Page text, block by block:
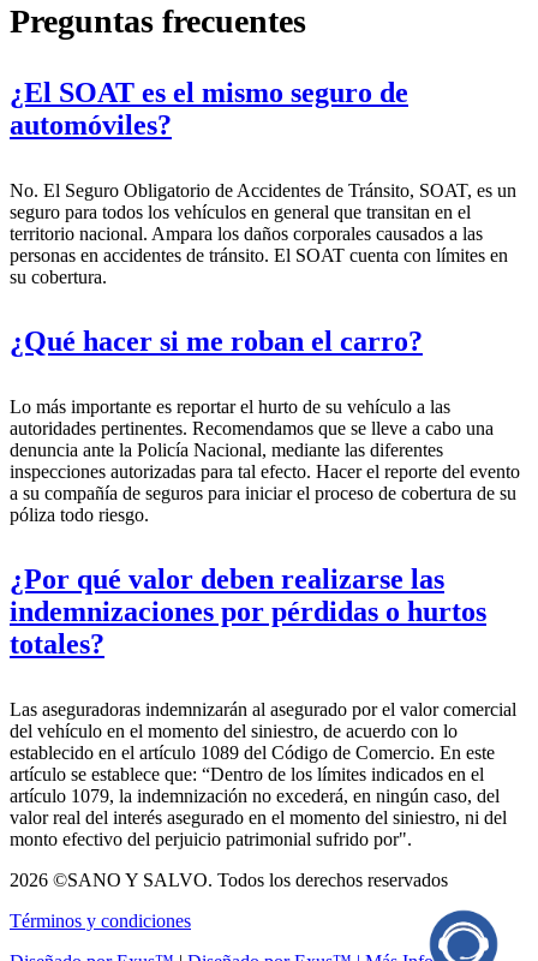
Preguntas frecuentes
¿El SOAT es el mismo seguro de
automóviles?
No. El Seguro Obligatorio de Accidentes de Tránsito, SOAT, es un
seguro para todos los vehículos en general que transitan en el
territorio nacional. Ampara los daños corporales causados a las
personas en accidentes de tránsito. El SOAT cuenta con límites en
su cobertura.
¿Qué hacer si me roban el carro?
Lo más importante es reportar el hurto de su vehículo a las
autoridades pertinentes. Recomendamos que se lleve a cabo una
denuncia ante la Policía Nacional, mediante las diferentes
inspecciones autorizadas para tal efecto. Hacer el reporte del evento
a su compañía de seguros para iniciar el proceso de cobertura de su
póliza todo riesgo.
¿Por qué valor deben realizarse las
indemnizaciones por pérdidas o hurtos
totales?
Las aseguradoras indemnizarán al asegurado por el valor comercial
del vehículo en el momento del siniestro, de acuerdo con lo
establecido en el artículo 1089 del Código de Comercio. En este
artículo se establece que: “Dentro de los límites indicados en el
artículo 1079, la indemnización no excederá, en ningún caso, del
valor real del interés asegurado en el momento del siniestro, ni del
monto efectivo del perjuicio patrimonial sufrido por".
2026 ©SANO Y SALVO. Todos los derechos reservados
Términos y condiciones